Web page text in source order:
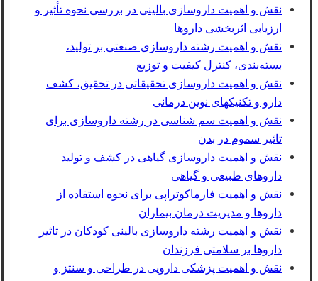
نقش و اهمیت داروسازی بالینی در بررسی نحوه تأثیر و
ارزیابی اثربخشی داروها
نقش و اهمیت رشته داروسازی صنعتی بر تولید،
بسته‌بندی، کنترل کیفیت و توزیع
نقش و اهمیت داروسازی تحقیقاتی در تحقیق، کشف
دارو و تکنیکهای نوین درمانی
نقش و اهمیت سم‌ شناسی در رشته داروسازی برای
تاثیر سموم در بدن
نقش و اهمیت داروسازی گیاهی در کشف و تولید
داروهای طبیعی و گیاهی
نقش و اهمیت فارماکوتراپی برای نحوه استفاده از
داروها و مدیریت درمان بیماران
نقش و اهمیت رشته داروسازی بالینی کودکان در تاثیر
داروها بر سلامتی فرزندان
نقش و اهمیت پزشکی دارویی در طراحی و سنتز و